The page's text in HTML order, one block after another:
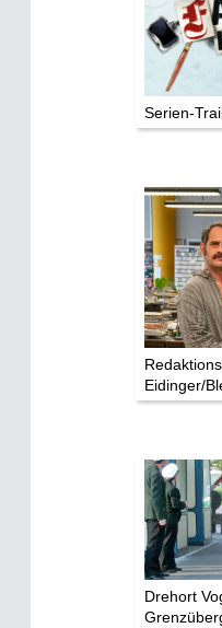
Serien-
Eidinger/
Drehort